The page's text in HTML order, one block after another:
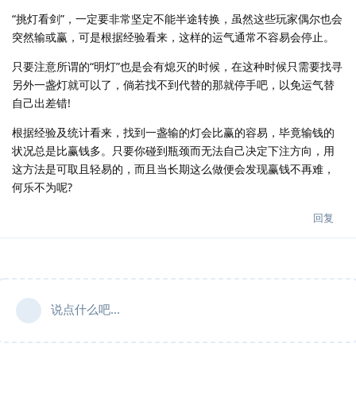
“挑灯看剑”，一定要非常坚定不能半途转换，虽然这些玩家偶尔也会
突然输或赢，可是根据经验看来，这样的运气通常不容易会停止。
只要注意所谓的“明灯”也是会有熄灭的时候，在这种时候只需要找寻
另外一盏灯就可以了，倘若找不到代替的那就停手吧，以免运气替
自己出差错!
根据经验及统计看来，找到一盏输的灯会比赢的容易，毕竟输钱的
状况总是比赢钱多。只要你碰到瓶颈而无法自己决定下注方向，用
这方法是可取且轻易的，而且当长期这么做便会发现赢钱不再难，
何乐不为呢?
回复
说点什么吧...